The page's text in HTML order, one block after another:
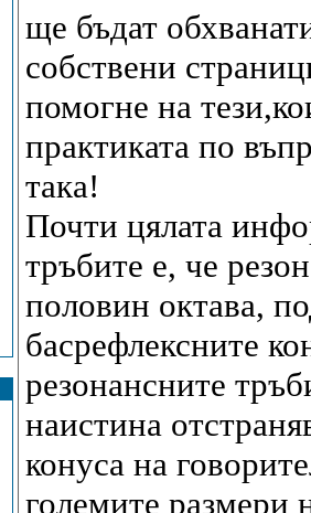
ще бъдат
собствени
помогне на
практиката по
така!
Почти цялата
тръбите е, че
половин октава,
басрефлексните
резонансните
наистина
конуса на
големите размери